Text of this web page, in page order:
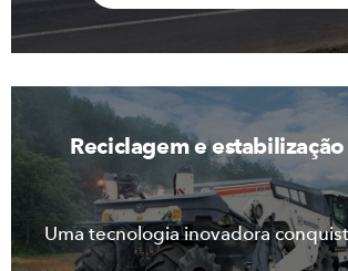
Reciclagem e
Uma tecnologia inovadora